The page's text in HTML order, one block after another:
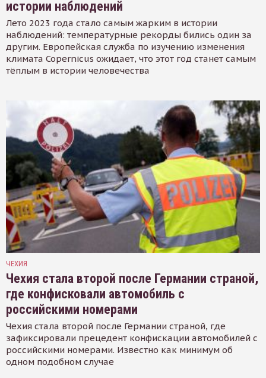
истории наблюдений
Лето 2023 года стало самым жарким в истории
наблюдений: температурные рекорды бились один за
другим. Европейская служба по изучению изменения
климата Copernicus ожидает, что этот год станет самым
тёплым в истории человечества
ЧЕХИЯ
Чехия стала второй после Германии страной,
где конфисковали автомобиль с
российскими номерами
Чехия стала второй после Германии страной, где
зафиксировали прецедент конфискации автомобилей с
российскими номерами. Известно как минимум об
одном подобном случае